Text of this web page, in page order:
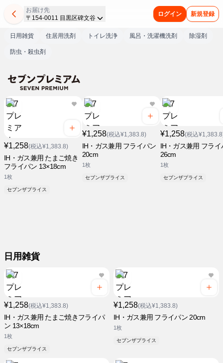
お届け先
〒154-0011 目黒区碑文谷
ログイン 新規登録
日用雑貨 住居用洗剤 トイレ洗浄 風呂・洗濯機洗剤 除湿剤
防虫・殺虫剤
¥1,258(税込¥1,383.8)
IH・ガス兼用 たまご焼き
フライパン 13×18cm
1枚
セブンザプライス
¥1,258(税込¥1,383.8)
IH・ガス兼用 フライパン
20cm
1枚
セブンザプライス
¥1,258(税込
IH・ガス兼用 フライ
26cm
1枚
セブンザプライス
日用雑貨
¥1,258(税込¥1,383.8)
IH・ガス兼用 たまご焼きフライパ
ン 13×18cm
1枚
セブンザプライス
¥1,258(税込¥1,383.8)
IH・ガス兼用 フライパン 20cm
1枚
セブンザプライス